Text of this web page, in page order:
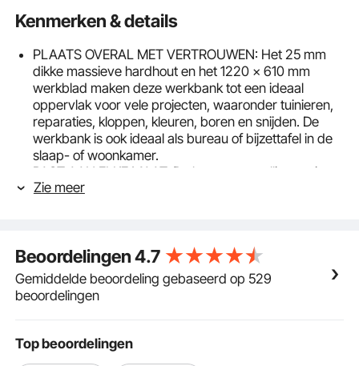
Kenmerken & details
PLAATS OVERAL MET VERTROUWEN: Het 25 mm
dikke massieve hardhout en het 1220 x 610 mm
werkblad maken deze werkbank tot een ideaal
oppervlak voor vele projecten, waaronder tuinieren,
reparaties, kloppen, kleuren, boren en snijden. De
werkbank is ook ideaal als bureau of bijzettafel in de
slaap- of woonkamer.
PAST AAN ELKE MAAT: De hoogteverstelling varieert
van 72 tot 97 cm, zodat u de verstelbare werkbank
werkbank is perfect voor kinderen, ouderen,
vrouwen of mannen. Het maakt niet uit hoe groot of
klein u bent, u kunt moeiteloos werken.
Opladen: nog steeds geïrriteerd door de rommelige
lossen. Onze werkplekken zijn voorzien van
stopcontacten zodat je diverse elektrische
Zie meer
Beoordelingen4.7
Gemiddelde beoordeling gebaseerd op 529
beoordelingen
Top beoordelingen